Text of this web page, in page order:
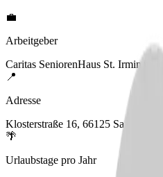
💼
Arbeitgeber
Caritas SeniorenHaus St. Irmina
📍
Adresse
Klosterstraße 16, 66125 Saarbrücken
🌴
Urlaubstage pro Jahr